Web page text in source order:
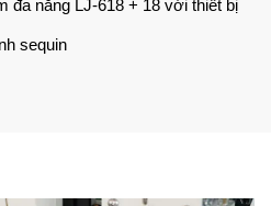
đa năng LJ-618 + 18 với thiết bị
sequin